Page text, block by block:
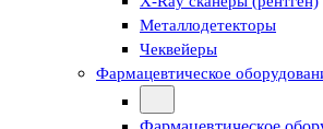
Металлодетекторы
Чеквейеры
Фармацевтическое